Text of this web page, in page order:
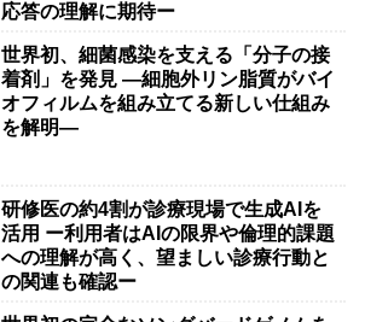
応答の理解に期待ー
世界初、細菌感染を支える「分子の接
着剤」を発見 ―細胞外リン脂質がバイ
オフィルムを組み立てる新しい仕組み
を解明―
研修医の約4割が診療現場で生成AIを
活用 ー利用者はAIの限界や倫理的課題
への理解が高く、望ましい診療行動と
の関連も確認ー